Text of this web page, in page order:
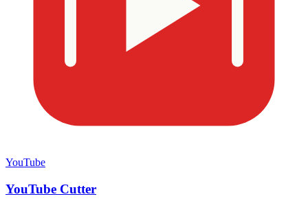
YouTube
YouTube Cutter